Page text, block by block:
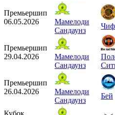
Премьершип
06.05.2026
Мамелоди
Сандаунз
Премьершип
29.04.2026
Мамелоди
Сандаунз
Премьершип
26.04.2026
Мамелоди
Сандаунз
Бей
Кубок